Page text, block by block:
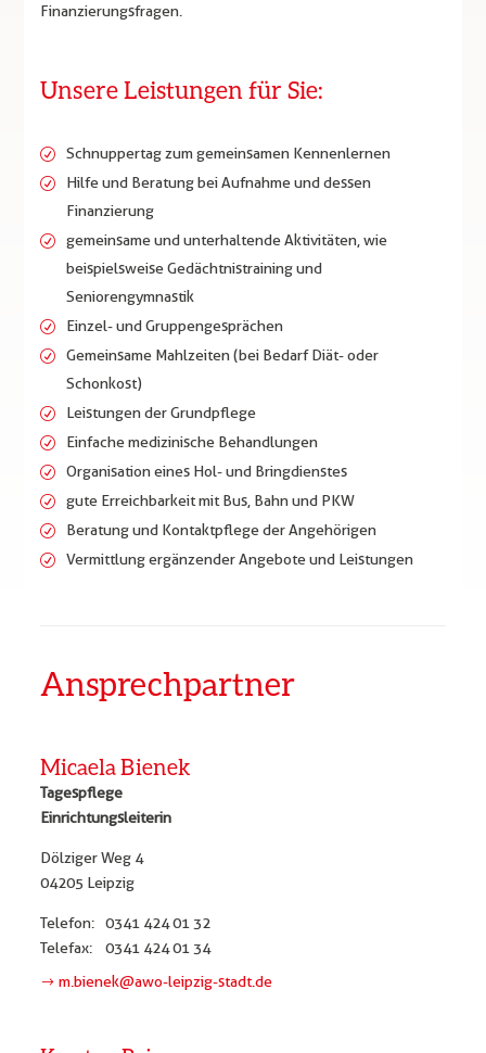
Finanzierungsfragen.
Unsere Leistungen für Sie:
Schnuppertag zum gemeinsamen Kennenlernen
Hilfe und Beratung bei Aufnahme und dessen
Finanzierung
gemeinsame und unterhaltende Aktivitäten, wie
beispielsweise Gedächtnistraining und
Seniorengymnastik
Einzel- und Gruppengesprächen
Gemeinsame Mahlzeiten (bei Bedarf Diät- oder
Schonkost)
Leistungen der Grundpflege
Einfache medizinische Behandlungen
Organisation eines Hol- und Bringdienstes
gute Erreichbarkeit mit Bus, Bahn und PKW
Beratung und Kontaktpflege der Angehörigen
Vermittlung ergänzender Angebote und Leistungen
Ansprechpartner
Micaela Bienek
Tagespflege
Einrichtungsleiterin
Dölziger Weg 4
04205 Leipzig
Telefon:
0341 424 01 32
Telefax:
0341 424 01 34
m.bienek@awo-leipzig-stadt.de